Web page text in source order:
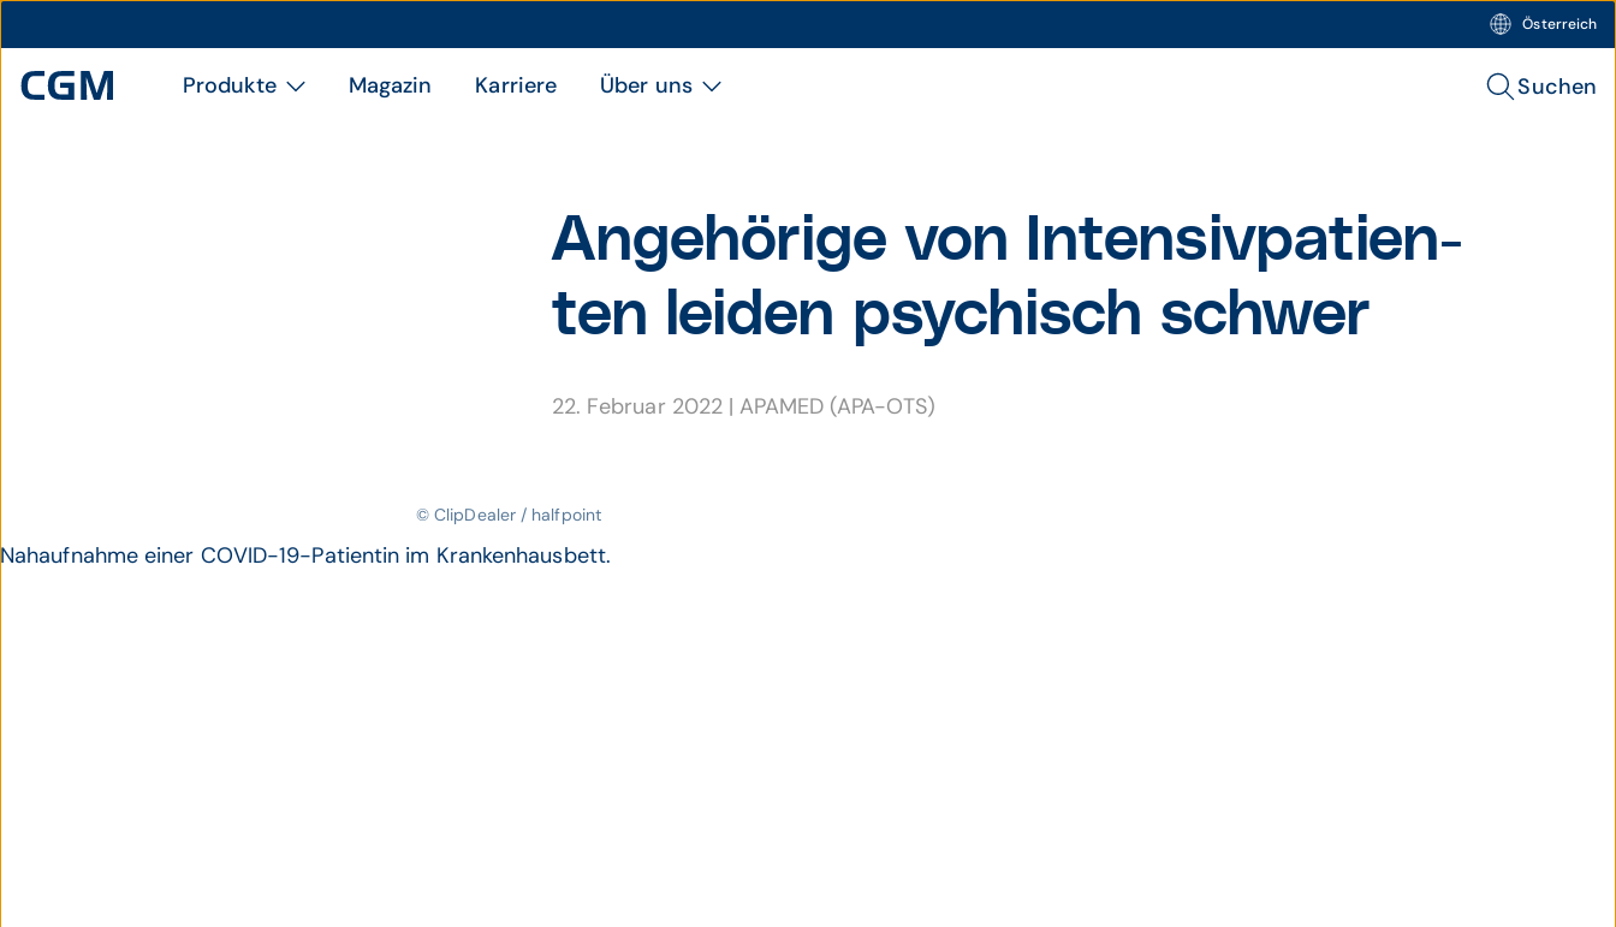
Österreich
Produkte Magazin Karriere Über uns Suchen
Ange­hörige von Inten­siv­patien­
ten leiden psy­chisch schwer
22. Februar 2022 |APAMED (APA-OTS)
© ClipDealer / halfpoint
Nahaufnahme einer COVID-19-Patientin im Krankenhausbett.